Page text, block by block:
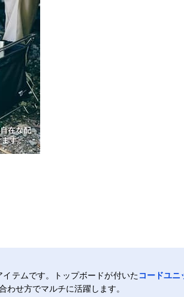
テムです。トップボードが付いたコードユニ
わせ方でマルチに活躍します。